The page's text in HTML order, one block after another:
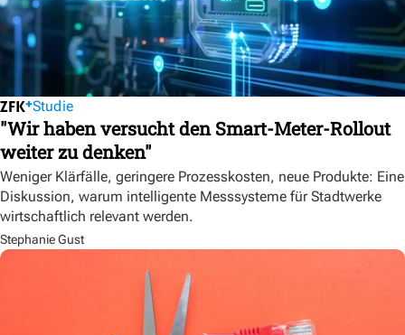
Studie
"Wir haben versucht den Smart-Meter-Rollout
weiter zu denken"
Weniger Klärfälle, geringere Prozesskosten, neue Produkte: Eine
Diskussion, warum intelligente Messsysteme für Stadtwerke
wirtschaftlich relevant werden.
Stephanie Gust